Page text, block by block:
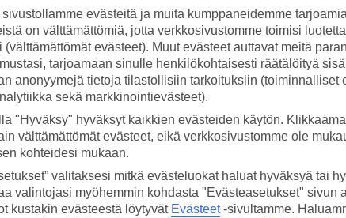
sivustollamme evästeitä ja muita kumppaneidemme
on välttämättömiä, jotta verkkosivustomme toimisi
(välttämättömät evästeet). Muut evästeet auttavat meitä
tarjoamaan sinulle henkilökohtaisesti räätälöityä
anonyymejä tietoja tilastollisiin tarkoituksiin (toiminnalliset
sekä markkinointievästeet).
"Hyväksy" hyväksyt kaikkien evästeiden käytön.
välttämättömät evästeet, eikä verkkosivustomme ole
kohteidesi mukaan.
valitaksesi mitkä evästeluokat haluat hyväksyä tai
valintojasi myöhemmin kohdasta "Evästeasetukset" sivun
kustakin evästeestä löytyvät Evästeet-sivultamme.